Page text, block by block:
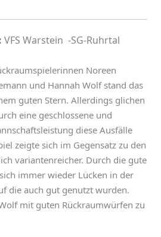
VFS Warstein -SG-Ruhrtal
Noreen
und Hannah Wolf stand das
guten Stern. Allerdings glichen
eine geschlossene und
diese Ausfälle
zeigte sich im Gegensatz zu den
variantenreicher. Durch die gute
immer wieder Lücken in der
die auch gut genutzt wurden.
mit guten Rückraumwürfen zu